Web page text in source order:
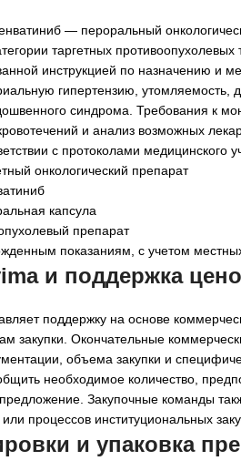
— пероральный
таргетных
инструкцией по назначению
гипертензию,
синдрома. Требования к
и анализ возможных
с протоколами медицинского
онкологический препарат
капсула
препарат
показаниям, с учетом
и поддержка
поддержку на основе
закупки. Окончательные
объема закупки и
необходимое количество,
Закупочные команды
процессов институциональных
и упаковка